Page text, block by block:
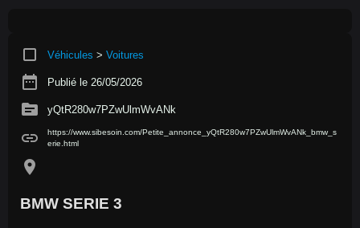
crop_square Véhicules > Voitures
date_range Publié le 26/05/2026
source yQtR280w7PZwUlmWvANk
link
https://www.sibesoin.com/Petite_annonce_yQtR280w7PZwUlmWvANk_bmw_s
erie.html
location_on
BMW SERIE 3